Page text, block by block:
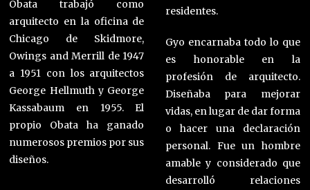
Obata trabajó como
arquitecto en la oficina de
Chicago de Skidmore,
Owings and Merrill de 1947
a 1951 con los arquitectos
George Hellmuth y George
Kassabaum en 1955. El
propio Obata ha ganado
numerosos premios por sus
diseños.
residentes.
Gyo encarnaba todo lo que
es honorable en la
profesión de arquitecto.
Diseñaba para mejorar
vidas, en lugar de dar forma
o hacer una declaración
personal. Fue un hombre
amable y considerado que
desarrolló relaciones